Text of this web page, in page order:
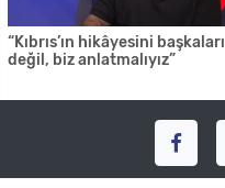
“Kıbrıs’ın hikâyesini başkaları
değil, biz anlatmalıyız”